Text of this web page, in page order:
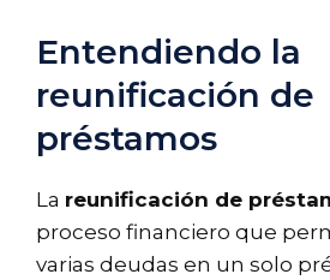
Entendiendo la
reunificación de
préstamos
La reunificación de
proceso financiero que
varias deudas en un solo